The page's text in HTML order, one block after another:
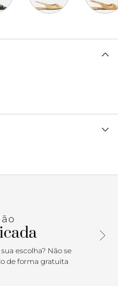
recorte
de bridão metálico
Com palmilha preta e
escolha? Não se
de forma gratuita